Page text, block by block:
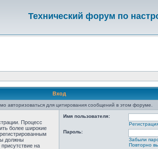
Технический форум по
Вход
авторизоваться для цитирования сообщений в этом форуме.
Процесс
более широкие
должны
на
Имя пользователя:
Пароль:
Забыли
Повторно